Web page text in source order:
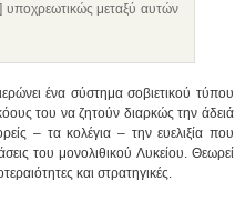
υποχρεωτικώς μεταξύ αυτών
ένα σύστημα σοβιετικού τύπου
του να ζητούν διαρκώς την άδειά
– τα κολέγια – την ευελιξία που
του μονολιθικού Λυκείου. Θεωρεί
και στρατηγικές.